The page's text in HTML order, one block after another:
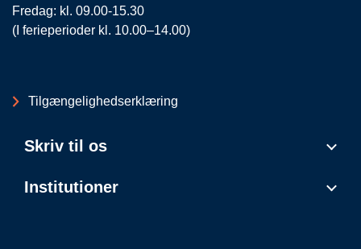
Fredag: kl. 09.00-15.30
(I ferieperioder kl. 10.00–14.00)
Tilgængelighedserklæring
Skriv til os
Institutioner